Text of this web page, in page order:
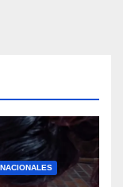
NACIONALES